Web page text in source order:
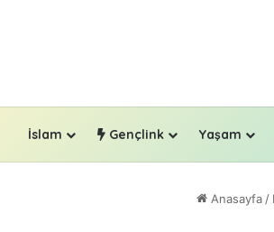
İslam Gençlink Yaşam
Anasayfa /